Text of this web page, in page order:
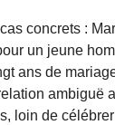
concrets :
un jeune
ans de
ambiguë
loin de